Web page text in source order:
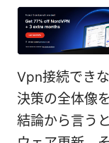
Vpn接続でき
決策の全体像
結論から言う